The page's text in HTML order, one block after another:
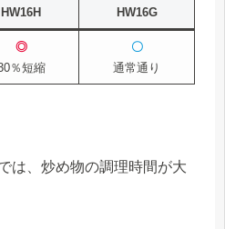
HW16H
HW16G
◎
％短縮
〇
通常通り
は、炒め物の調理時間が大